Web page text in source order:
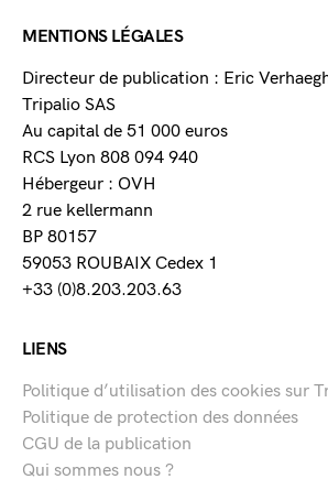
MENTIONS LÉGALES
Directeur de publication : Eric
Tripalio SAS
Au capital de 51 000 euros
RCS Lyon 808 094 940
Hébergeur : OVH
2 rue kellermann
BP 80157
59053 ROUBAIX Cedex 1
+33 (0)8.203.203.63
LIENS
Politique d’utilisation des cookies sur
Politique de protection des données
CGU de la publication
Qui sommes nous ?